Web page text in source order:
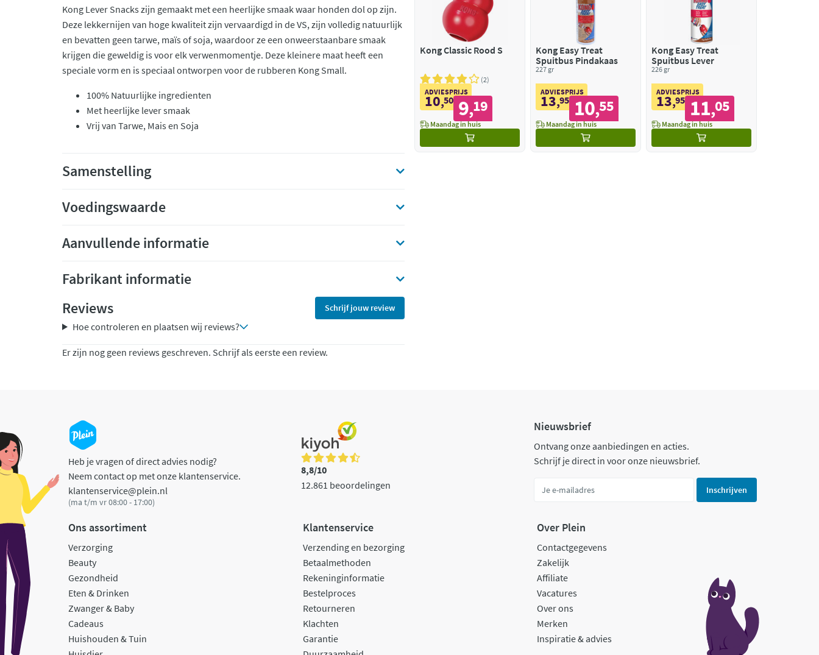
Kong Lever Snacks zijn gemaakt met een heerlijke smaak waar honden dol op zijn.
Deze lekkernijen van hoge kwaliteit zijn vervaardigd in de VS, zijn volledig natuurlijk
en bevatten geen tarwe, maïs of soja, waardoor ze een onweerstaanbare smaak
krijgen die geweldig is voor elk verwenmomentje. Deze kleinere maat heeft een
speciale vorm en is speciaal ontworpen voor de rubberen Kong Small.
100% Natuurlijke ingredienten
Met heerlijke lever smaak
Vrij van Tarwe, Mais en Soja
Samenstelling
Voedingswaarde
Aanvullende informatie
Fabrikant informatie
Reviews
Schrijf jouw review
Hoe controleren en plaatsen wij reviews?
Er zijn nog geen reviews geschreven. Schrijf als eerste een review.
Kong Classic Rood S
2
ADVIESPRIJS
10,50 9,19
Maandag in huis
Kong Easy Treat
Spuitbus Pindakaas
227 gr
ADVIESPRIJS
13,95 10,55
Maandag in huis
Kong Easy Treat
Spuitbus Lever
226 gr
ADVIESPRIJS
13,95 11,05
Maandag in huis
Heb je vragen of direct advies nodig?
Neem contact op met onze klantenservice.
klantenservice@plein.nl
(ma t/m vr 08:00 - 17:00)
8,8/10
12.861 beoordelingen
Nieuwsbrief
Ontvang onze aanbiedingen en acties.
Schrijf je direct in voor onze nieuwsbrief.
Inschrijven
Ons assortiment
Verzorging
Beauty
Gezondheid
Eten & Drinken
Zwanger & Baby
Cadeaus
Huishouden & Tuin
Klantenservice
Verzending en bezorging
Betaalmethoden
Rekeninginformatie
Bestelproces
Retourneren
Klachten
Garantie
Over Plein
Contactgegevens
Zakelijk
Affiliate
Vacatures
Over ons
Merken
Inspiratie & advies